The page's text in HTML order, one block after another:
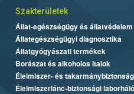
Szakterületek
Állat-egészségügy és állatvédelem
Állategészségügyi diagnosztika
Állatgyógyászati termékek
Borászat és alkoholos italok
Élelmiszer- és takarmánybiztonság
Élelmiszerlánc-biztonsági